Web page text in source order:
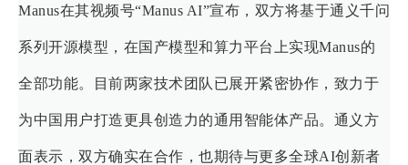
Manus在其视频号“Manus AI”宣布，双方将基于通义千问
系列开源模型，在国产模型和算力平台上实现Manus的
全部功能。目前两家技术团队已展开紧密协作，致力于
为中国用户打造更具创造力的通用智能体产品。通义方
面表示，双方确实在合作，也期待与更多全球AI创新者